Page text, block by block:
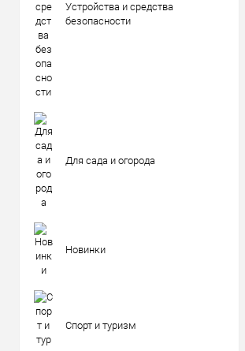
Устройства и средства
безопасности
Для сада и огорода
Новинки
Спорт и туризм